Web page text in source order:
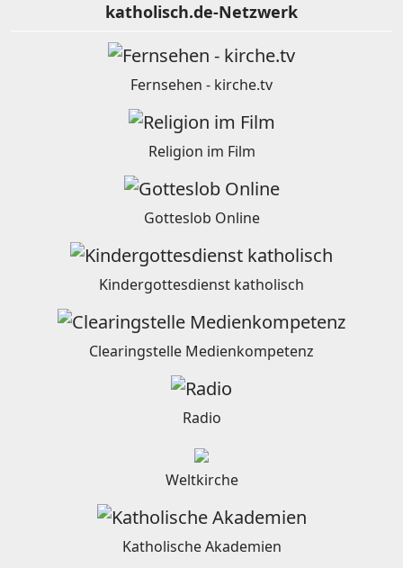
katholisch.de-Netzwerk
Fernsehen - kirche.tv
Religion im Film
Gotteslob Online
Kindergottesdienst katholisch
Clearingstelle Medienkompetenz
Radio
Weltkirche
Katholische Akademien